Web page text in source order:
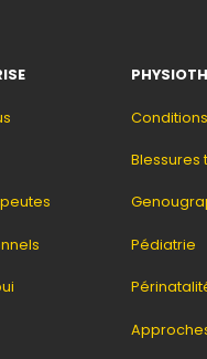
Blessures
Pédiatrie